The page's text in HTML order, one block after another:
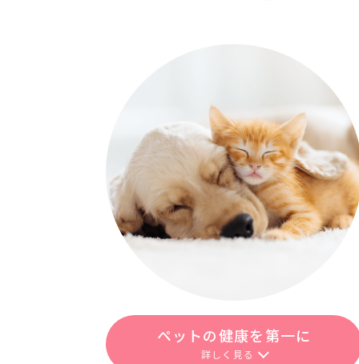
ペットの健康を第一に
詳しく見る